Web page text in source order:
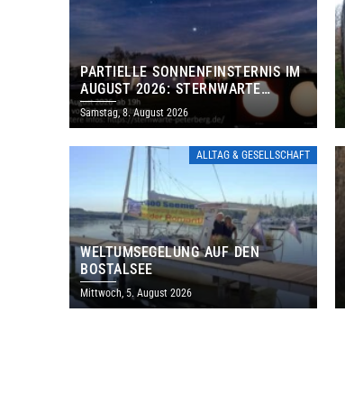
PARTIELLE SONNENFINSTERNIS IM
AUGUST 2026: STERNWARTE
PETERBERG ÖFFNET KOSTENLOS
IHRE TORE
Samstag, 8. August 2026
ALLTAG & GESELLSCHAFT
WELTUMSEGELUNG AUF DEN
BOSTALSEE
Mittwoch, 5. August 2026